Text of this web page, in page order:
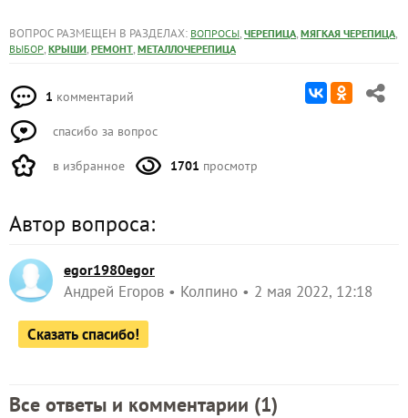
ВОПРОС РАЗМЕЩЕН В РАЗДЕЛАХ: ВОПРОСЫ, ЧЕРЕПИЦА, МЯГКАЯ ЧЕРЕПИЦА,
ВЫБОР, КРЫШИ, РЕМОНТ, МЕТАЛЛОЧЕРЕПИЦА
1 комментарий
спасибо за вопрос
в избранное 1701 просмотр
Автор вопроса:
egor1980egor
Андрей Егоров Колпино 2 мая 2022, 12:18
Сказать спасибо!
Все ответы и комментарии (1)